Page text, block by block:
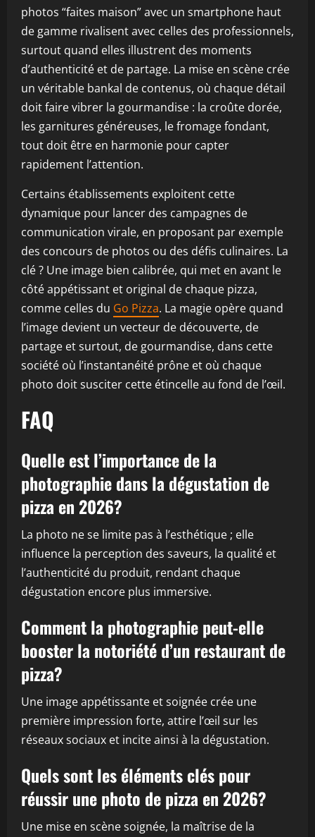
photos “faites maison” avec un smartphone haut
de gamme rivalisent avec celles des professionnels,
surtout quand elles illustrent des moments
d’authenticité et de partage. La mise en scène crée
un véritable bankal de contenus, où chaque détail
doit faire vibrer la gourmandise : la croûte dorée,
les garnitures généreuses, le fromage fondant,
tout doit être en harmonie pour capter
rapidement l’attention.
Certains établissements exploitent cette
dynamique pour lancer des campagnes de
communication virale, en proposant par exemple
des concours de photos ou des défis culinaires. La
clé ? Une image bien calibrée, qui met en avant le
côté appétissant et original de chaque pizza,
comme celles du Go Pizza. La magie opère quand
l’image devient un vecteur de découverte, de
partage et surtout, de gourmandise, dans cette
société où l’instantanéité prône et où chaque
photo doit susciter cette étincelle au fond de l’œil.
FAQ
Quelle est l’importance de la
photographie dans la dégustation de
pizza en 2026?
La photo ne se limite pas à l’esthétique ; elle
influence la perception des saveurs, la qualité et
l’authenticité du produit, rendant chaque
dégustation encore plus immersive.
Comment la photographie peut-elle
booster la notoriété d’un restaurant de
pizza?
Une image appétissante et soignée crée une
première impression forte, attire l’œil sur les
réseaux sociaux et incite ainsi à la dégustation.
Quels sont les éléments clés pour
réussir une photo de pizza en 2026?
Une mise en scène soignée, la maîtrise de la